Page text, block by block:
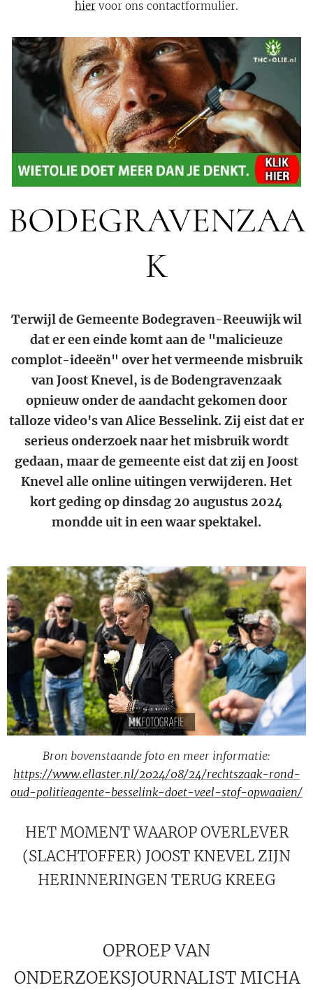
hier voor ons contactformulier.
BODEGRAVENZAA
K
Terwijl de Gemeente Bodegraven-Reeuwijk wil
dat er een einde komt aan de "malicieuze
complot-ideeën" over het vermeende misbruik
van Joost Knevel, is de Bodengravenzaak
opnieuw onder de aandacht gekomen door
talloze video's van Alice Besselink. Zij eist dat er
serieus onderzoek naar het misbruik wordt
gedaan, maar de gemeente eist dat zij en Joost
Knevel alle online uitingen verwijderen. Het
kort geding op dinsdag 20 augustus 2024
mondde uit in een waar spektakel.
Bron bovenstaande foto en meer informatie:
https://www.ellaster.nl/2024/08/24/rechtszaak-rond-
oud-politieagente-besselink-doet-veel-stof-opwaaien/
HET MOMENT WAAROP OVERLEVER
(SLACHTOFFER) JOOST KNEVEL ZIJN
HERINNERINGEN TERUG KREEG
OPROEP VAN
ONDERZOEKSJOURNALIST MICHA